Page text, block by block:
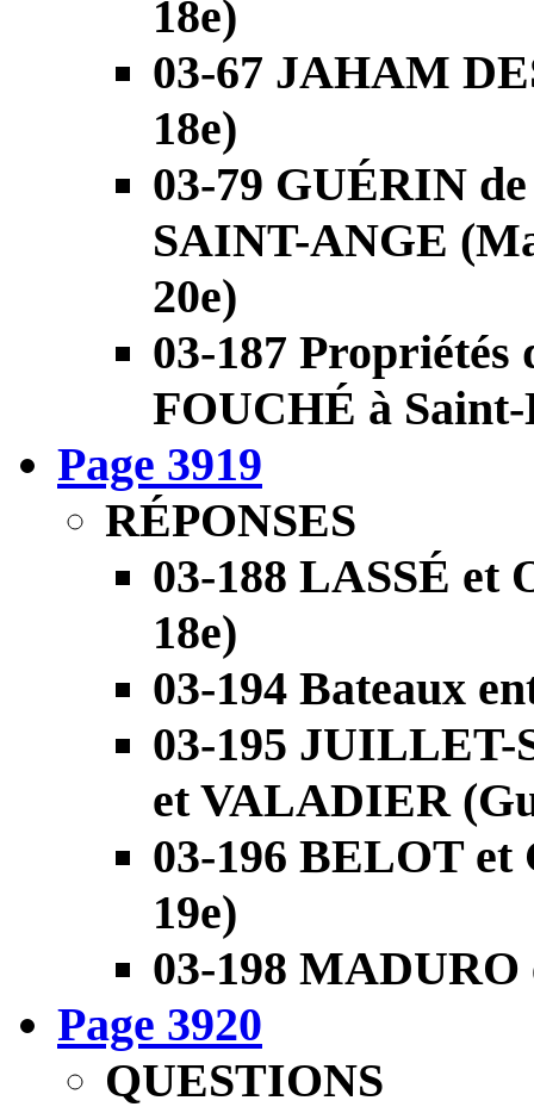
18e)
03-67 JAHAM
18e)
03-79 GUÉRIN
SAINT-ANGE
20e)
03-187
FOUCHÉ à
Page 3919
RÉPONSES
03-188 LASSÉ et
18e)
03-194 Bateaux
03-195
et VALADIER
03-196 BELOT et
19e)
03-198 MADURO
Page 3920
QUESTIONS